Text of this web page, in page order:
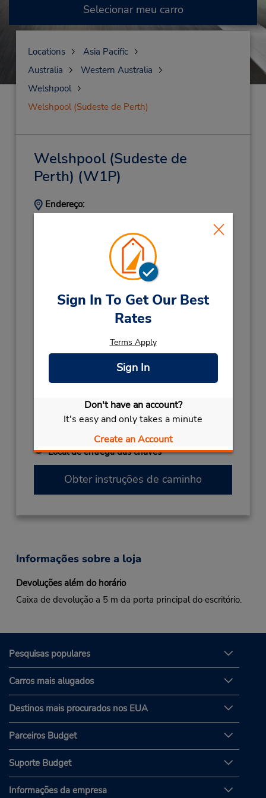
Sign In To Get Our Best
Rates
Terms Apply
Sign In
Don't have an account?
It's easy and only takes a minute
Create an Account
Selecionar meu carro
Locations
Asia Pacific
Australia
Western Australia
Welshpool
Welshpool (Sudeste de Perth)
Welshpool (Sudeste de
Perth) (W1P)
Endereço:
Welshpool,
(61) 8 6253 9368
Horário de funcionamento:
Mon - Fri 7:30 AM - 4:00 PM
Horário de feriado:
CHRISTMAS DAYDezembro 25 closed
2027
BOXING DAYDezembro 28 closed
KINGS BIRTHDAYSetembro 28 closed
NEW YEARS DAYJaneiro 1 closed
Local de entrega das chaves
Obter instruções de caminho
Informações sobre a loja
Devoluções além do horário
Caixa de devolução a 5 m da porta principal do escritório.
Pesquisas populares
Carros mais alugados
Destinos mais procurados nos EUA
Parceiros Budget
Suporte Budget
Informações da empresa